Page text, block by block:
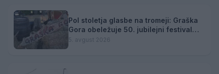
Pol stoletja glasbe na tromeji: Graška
Gora obeležuje 50. jubilejni festival
narodno-zabavne glasbe
5. avgust 2026